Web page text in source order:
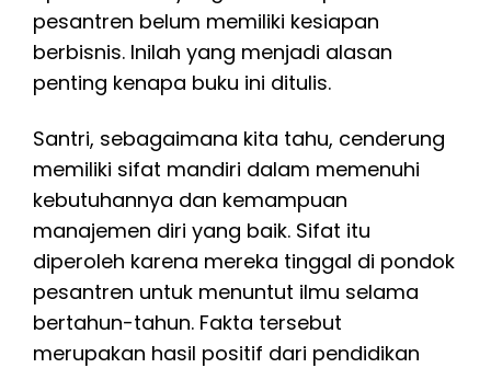
pesantren belum memiliki kesiapan
berbisnis. Inilah yang menjadi alasan
penting kenapa buku ini ditulis.
Santri, sebagaimana kita tahu, cenderung
memiliki sifat mandiri dalam memenuhi
kebutuhannya dan kemampuan
manajemen diri yang baik. Sifat itu
diperoleh karena mereka tinggal di pondok
pesantren untuk menuntut ilmu selama
bertahun-tahun. Fakta tersebut
merupakan hasil positif dari pendidikan